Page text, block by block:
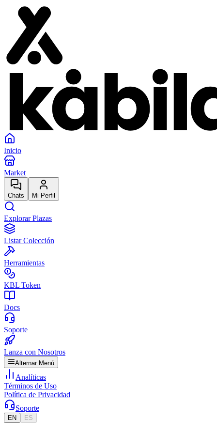
Inicio
Market
Chats Mi Perfil
Explorar Plazas
Listar Colección
Herramientas
KBL Token
Docs
Soporte
Lanza con Nosotros
Alternar Menú
Analíticas
Términos de Uso
Política de Privacidad
Soporte
EN ES